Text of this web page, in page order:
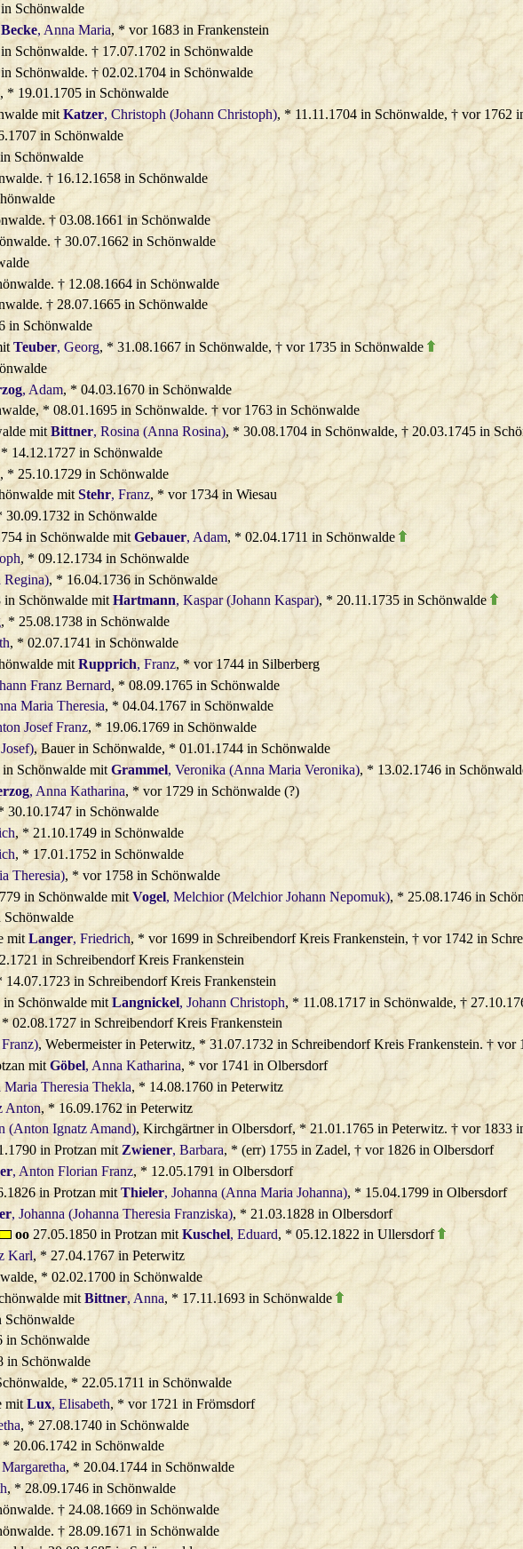
Schönwalde
Becke, Anna Maria, * vor 1683 in Frankenstein
Schönwalde. † 17.07.1702 in Schönwalde
Schönwalde. † 02.02.1704 in Schönwalde
, * 19.01.1705 in Schönwalde
mit Katzer, Christoph (Johann Christoph), * 11.11.1704 in Schönwalde, † vor 1762
in Schönwalde
Schönwalde
† 16.12.1658 in Schönwalde
† 03.08.1661 in Schönwalde
† 30.07.1662 in Schönwalde
† 12.08.1664 in Schönwalde
† 28.07.1665 in Schönwalde
in Schönwalde
Teuber, Georg, * 31.08.1667 in Schönwalde, † vor 1735 in Schönwalde
, Adam, * 04.03.1670 in Schönwalde
* 08.01.1695 in Schönwalde. † vor 1763 in Schönwalde
mit Bittner, Rosina (Anna Rosina), * 30.08.1704 in Schönwalde, † 20.03.1745 in
14.12.1727 in Schönwalde
, * 25.10.1729 in Schönwalde
mitStehr, Franz, * vor 1734 in Wiesau
30.09.1732 in Schönwalde
in Schönwalde mitGebauer, Adam, * 02.04.1711 in Schönwalde
, * 09.12.1734 in Schönwalde
Regina), * 16.04.1736 in Schönwalde
in Schönwalde mitHartmann, Kaspar (Johann Kaspar), * 20.11.1735 in Schönwalde
, * 25.08.1738 in Schönwalde
, * 02.07.1741 in Schönwalde
mitRupprich, Franz, * vor 1744 in Silberberg
Franz Bernard, * 08.09.1765 in Schönwalde
Maria Theresia, * 04.04.1767 in Schönwalde
Josef Franz, * 19.06.1769 in Schönwalde
, Bauer in Schönwalde, * 01.01.1744 in Schönwalde
in Schönwalde mitGrammel, Veronika (Anna Maria Veronika), * 13.02.1746 in
, Anna Katharina, * vor 1729 in Schönwalde (?)
30.10.1747 in Schönwalde
, * 21.10.1749 in Schönwalde
, * 17.01.1752 in Schönwalde
Theresia), * vor 1758 in Schönwalde
in Schönwalde mitVogel, Melchior (Melchior Johann Nepomuk), * 25.08.1746 in
mit Langer, Friedrich, * vor 1699 in Schreibendorf Kreis Frankenstein, † vor 1742 in
in Schreibendorf Kreis Frankenstein
14.07.1723 in Schreibendorf Kreis Frankenstein
in Schönwalde mitLangnickel, Johann Christoph, * 11.08.1717 in Schönwalde, †
* 02.08.1727 in Schreibendorf Kreis Frankenstein
, Webermeister in Peterwitz, * 31.07.1732 in Schreibendorf Kreis Frankenstein. † vor
mitGöbel, Anna Katharina, * vor 1741 in Olbersdorf
Maria Theresia Thekla, * 14.08.1760 in Peterwitz
Anton, * 16.09.1762 in Peterwitz
(Anton Ignatz Amand), Kirchgärtner in Olbersdorf, * 21.01.1765 in Peterwitz. † vor 1833
in Protzan mit Zwiener, Barbara, * (err) 1755 in Zadel, † vor 1826 in Olbersdorf
, Anton Florian Franz, * 12.05.1791 in Olbersdorf
in Protzan mitThieler, Johanna (Anna Maria Johanna), * 15.04.1799 in Olbersdorf
, Johanna (Johanna Theresia Franziska), * 21.03.1828 in Olbersdorf
oo 27.05.1850 in Protzan mitKuschel, Eduard, * 05.12.1822 in Ullersdorf
Karl, * 27.04.1767 in Peterwitz
* 02.02.1700 in Schönwalde
mit Bittner, Anna, * 17.11.1693 in Schönwalde
Schönwalde
in Schönwalde
in Schönwalde
* 22.05.1711 in Schönwalde
mit Lux, Elisabeth, * vor 1721 in Frömsdorf
, * 27.08.1740 in Schönwalde
* 20.06.1742 in Schönwalde
, * 20.04.1744 in Schönwalde
, * 28.09.1746 in Schönwalde
† 24.08.1669 in Schönwalde
† 28.09.1671 in Schönwalde